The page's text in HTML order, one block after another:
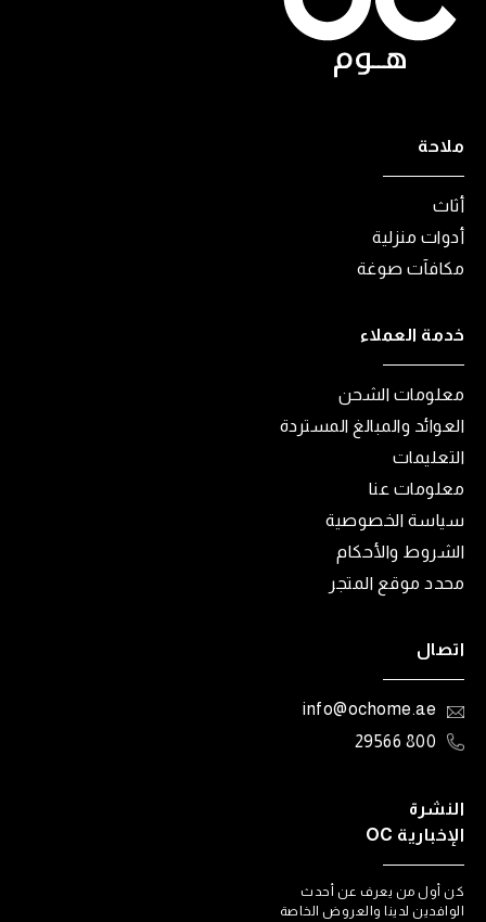
ملاحة
أثاث
أدوات منزلية
مكافآت صوغة
خدمة العملاء
معلومات الشحن
العوائد والمبالغ المستردة
التعليمات
معلومات عنا
سياسة الخصوصية
الشروط والأحكام
محدد موقع المتجر
اتصال
info@ochome.ae
800 29566
النشرة
الإخبارية OC
كن أول من يعرف عن أحدث
الوافدين لدينا والعروض الخاصة